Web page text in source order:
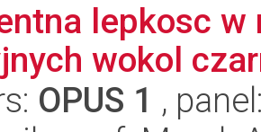
lepkosc
wokol
OPUS 1 ,